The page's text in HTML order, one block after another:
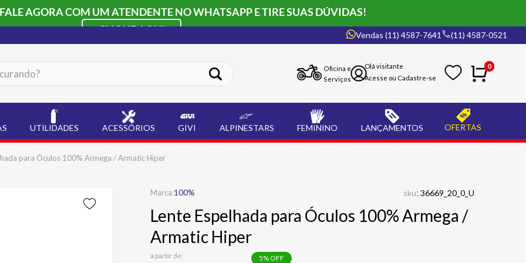
AGORA COM UM ATENDENTE NO WHATSAPP E TIRE SUAS DÚVIDAS!
CLIQUE AQUI
Vendas (11) 4587-7641 (11) 4587-0521
Oficina e
Serviços
0
UTILIDADES ACESSÓRIOS GIVI ALPINESTARS FEMININO LANÇAMENTOS OFERTAS
para Óculos 100% Armega / Armatic Hiper
100% sku: 36669_20_0_U
Lente Espelhada para Óculos 100% Armega /
Armatic Hiper
a partir de: 5% OFF